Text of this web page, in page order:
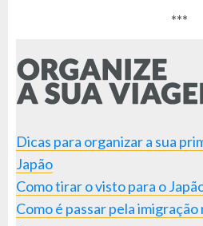
***
Dicas para organizar a sua
Japão
Como tirar o visto para o
Como é passar pela imigração